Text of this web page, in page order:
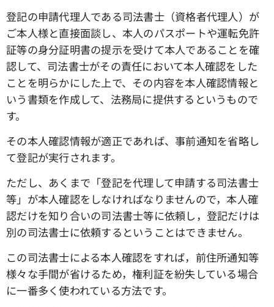
登記の申請代理人である司法書士（資格者代理人）が
ご本人様と直接面談し、本人のパスポートや運転免許
証等の身分証明書の提示を受けて本人であることを確
認して、司法書士がその責任において本人確認をした
ことを明らかにした上で、その内容を本人確認情報と
いう書類を作成して、法務局に提供するというもので
す。
その本人確認情報が適正であれば、事前通知を省略し
て登記が実行されます。
ただし、あくまで「登記を代理して申請する司法書士
等」が本人確認をしなければなりませんので，本人確
認だけを知り合いの司法書士等に依頼し，登記だけは
別の司法書士に依頼するということはできません。
この司法書士による本人確認をすれば，前住所通知等
様々な手間が省けるため，権利証を紛失している場合
に一番多く使われている方法です。